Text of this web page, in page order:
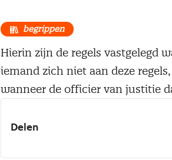
begrippen
Hierin zijn de regels vastgelegd
iemand zich niet aan deze
wanneer de officier van justitie
Delen